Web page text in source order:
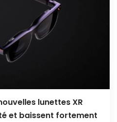
lunettes XR
et baissent fortement